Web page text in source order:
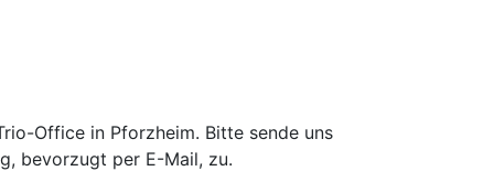
Office in Pforzheim. Bitte sende uns
bevorzugt per E-Mail, zu.